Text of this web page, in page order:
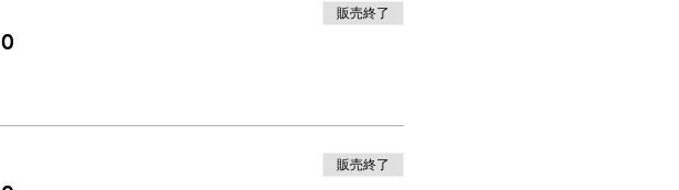
販売終了
販売終了